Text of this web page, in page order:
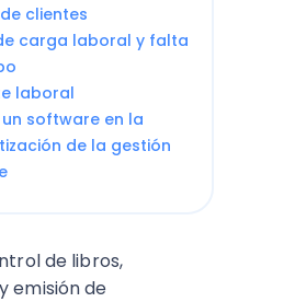
clientes
carga laboral y falta
laboral
un software en la
de la gestión
de libros,
emisión de